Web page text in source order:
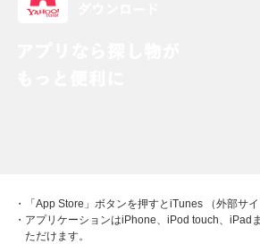
・「App Store」ボタンを押すとiTunes （外部サイ
・アプリケーションはiPhone、iPod touch、iPad
ただけます。